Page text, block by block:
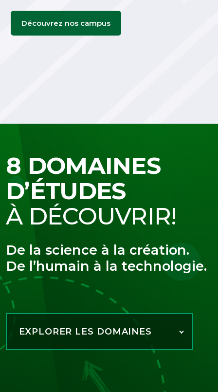
Découvrez nos campus
8 DOMAINES
D’ÉTUDES
À DÉCOUVRIR!
De la science à la création.
De l’humain à la technologie.
EXPLORER LES DOMAINES